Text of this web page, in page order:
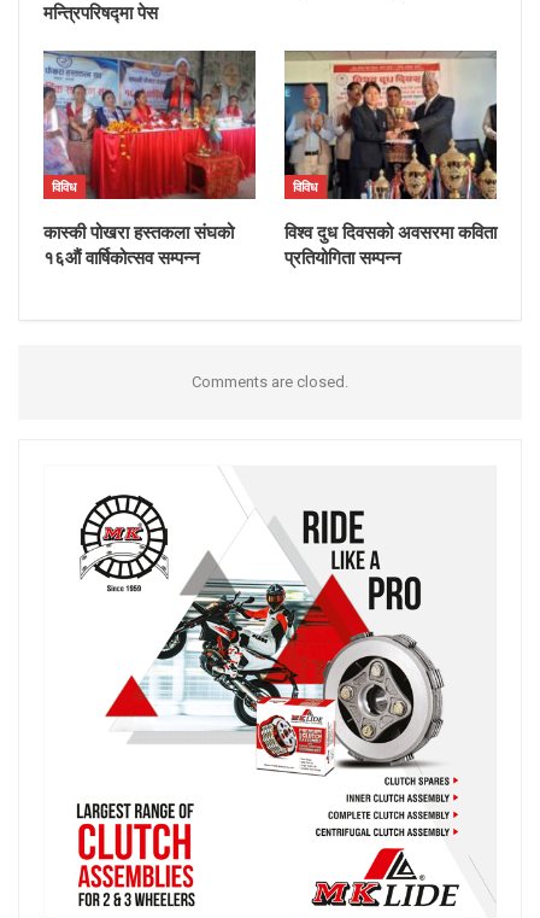
मन्त्रिपरिषद्मा पेस
विविध
कास्की पोखरा हस्तकला संघको
१६औं वार्षिकोत्सव सम्पन्न
विविध
विश्व दुध दिवसको अवसरमा कविता
प्रतियोगिता सम्पन्न
Comments are closed.